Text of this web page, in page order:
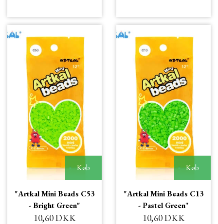
Køb
"Artkal Mini Beads C53
- Bright Green"
10,60 DKK
Køb
"Artkal Mini Beads C13
- Pastel Green"
10,60 DKK